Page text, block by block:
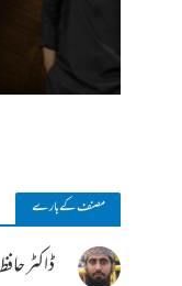
مصنف کے بارے
ڈاکٹر